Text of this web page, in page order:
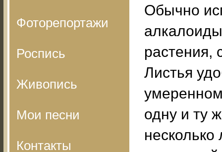
Фоторепортажи
Роспись
Живопись
Мои песни
Контакты
Обычно
растения,
Листья
одну и ту